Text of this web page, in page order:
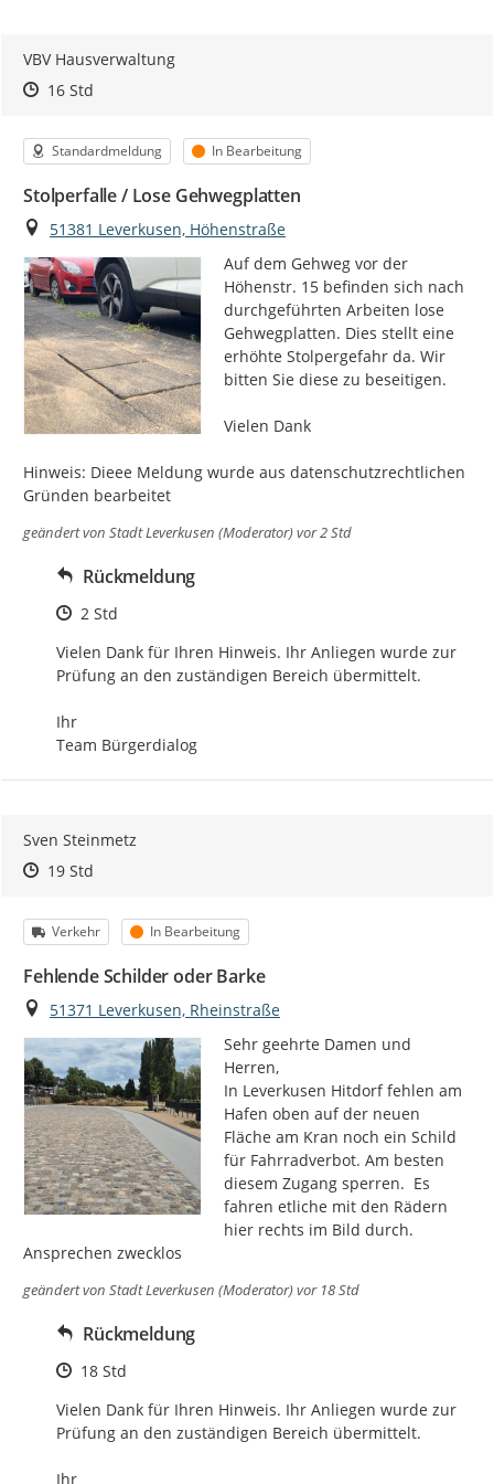
VBV Hausverwaltung
Zeitpunkt des Erstellens
Zeitpunkt des Erstellens
16 StdZur Äußerung
Kategorie
Standardmeldung Status
In Bearbeitung
Stolperfalle / Lose Gehwegplatten
Ort
51381 Leverkusen, Höhenstraße
Auf dem Gehweg vor der
Höhenstr. 15 befinden sich nach
durchgeführten Arbeiten lose
Gehwegplatten. Dies stellt eine
erhöhte Stolpergefahr da. Wir
bitten Sie diese zu beseitigen.
Vielen Dank
Hinweis: Dieee Meldung wurde aus datenschutzrechtlichen
Gründen bearbeitet
geändert von Stadt Leverkusen (Moderator)vor 2 Std
Rückmeldung
Zeitpunkt des Erstellens
2 Std
Vielen Dank für Ihren Hinweis. Ihr Anliegen wurde zur
Prüfung an den zuständigen Bereich übermittelt.
Ihr
Team Bürgerdialog
Sven Steinmetz
Zeitpunkt des Erstellens
Zeitpunkt des Erstellens
19 StdZur Äußerung
Kategorie
Verkehr Status
In Bearbeitung
Fehlende Schilder oder Barke
Ort
51371 Leverkusen, Rheinstraße
Sehr geehrte Damen und
Herren,
In Leverkusen Hitdorf fehlen am
Hafen oben auf der neuen
Fläche am Kran noch ein Schild
für Fahrradverbot. Am besten
diesem Zugang sperren.  Es
fahren etliche mit den Rädern
hier rechts im Bild durch.
Ansprechen zwecklos
geändert von Stadt Leverkusen (Moderator)vor 18 Std
Rückmeldung
Zeitpunkt des Erstellens
18 Std
Vielen Dank für Ihren Hinweis. Ihr Anliegen wurde zur
Prüfung an den zuständigen Bereich übermittelt.
Ihr